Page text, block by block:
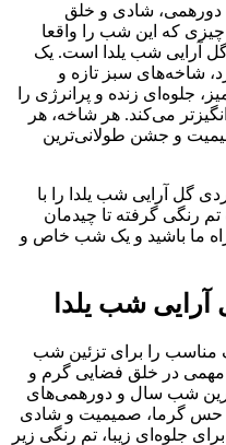
شادی و خلق
چیزی که این شب را واقعا
آرایی شب یلدا است. یک
شاخه‌های سبز تازه و
جلوه‌ای زنده و پرانرژی را
می‌کند. هر شاخه، هر
و جشن طولانی‌ترین
گل آرایی شب یلدا را با
رنگی گرفته تا چیدمان
ما باشید و یک شب خاص و
آرایی شب یلدا
مناسب را برای تزئین شب
مهمی در خلق فضایی گرم و
شب سال و دورهمی‌های
حس گرما، صمیمیت و شادی
جلوه‌ای زیبا، تم رنگی زیر